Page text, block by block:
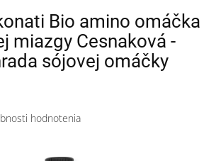
Bio amino omáčka
miazgy Cesnaková -
sójovej omáčky
hodnotenia